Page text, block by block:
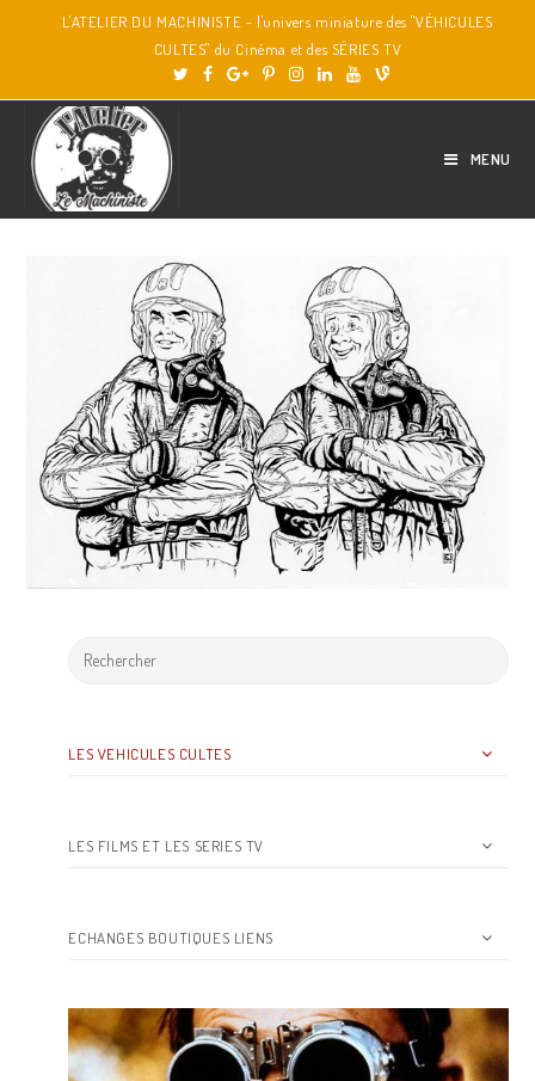
L'ATELIER DU MACHINISTE - l'univers miniature des "VÉHICULES
CULTES" du Cinéma et des SÉRIES TV
MENU
LES VEHICULES CULTES
LES FILMS ET LES SERIES TV
ECHANGES BOUTIQUES LIENS